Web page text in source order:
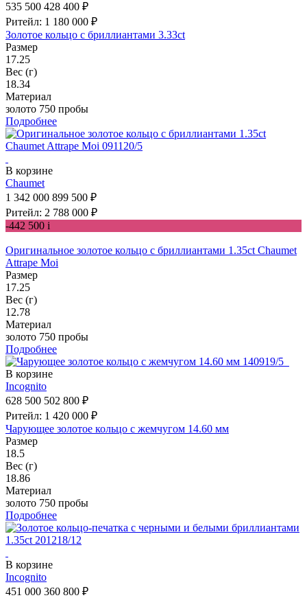
535 500 428 400 ₽
Ритейл: 1 180 000 ₽
Золотое кольцо с бриллиантами 3.33ct
Размер
17.25
Вес (г)
18.34
Материал
золото 750 пробы
Подробнее
В корзине
Chaumet
1 342 000 899 500 ₽
Ритейл: 2 788 000 ₽
-442 500 i
Оригинальное золотое кольцо с бриллиантами 1.35ct Chaumet
Attrape Moi
Размер
17.25
Вес (г)
12.78
Материал
золото 750 пробы
Подробнее
В корзине
Incognito
628 500 502 800 ₽
Ритейл: 1 420 000 ₽
Чарующее золотое кольцо с жемчугом 14.60 мм
Размер
18.5
Вес (г)
18.86
Материал
золото 750 пробы
Подробнее
В корзине
Incognito
451 000 360 800 ₽